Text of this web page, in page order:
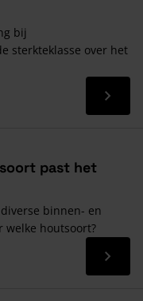
bij
sterkteklasse over het
Lees
past het
binnen- en
welke houtsoort?
Lees